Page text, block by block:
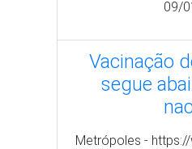
tps://
de-